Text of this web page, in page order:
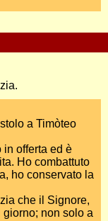
a Timòteo
in offerta ed è
Ho combattuto
ho conservato la
che il Signore,
non solo a